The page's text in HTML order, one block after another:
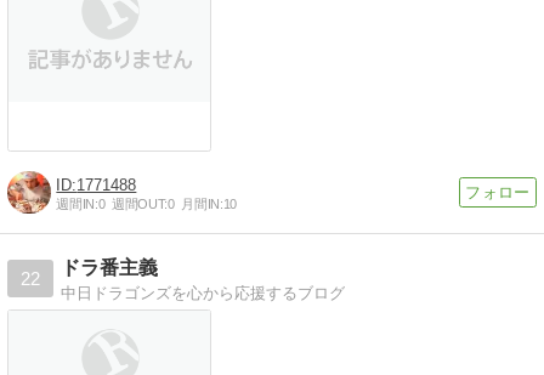
1771488
週間IN:0 週間OUT:0 月間IN:10
22
ドラ番主義
中日ドラゴンズを心から応援するブログ